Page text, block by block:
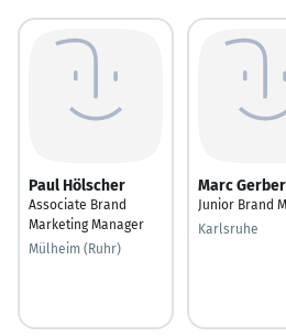
Paul Hölscher
Associate Brand
Marketing Manager
Mülheim (Ruhr)
Marc Gerber
Junior Brand
Karlsruhe